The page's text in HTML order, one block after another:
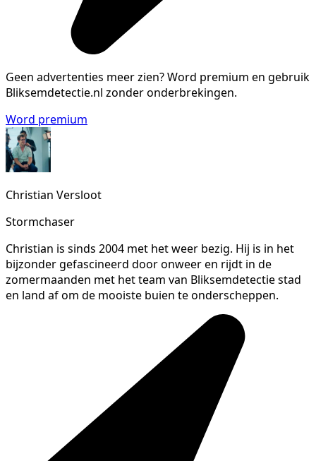
Geen advertenties meer zien?Word premium en gebruik
Bliksemdetectie.nl zonder onderbrekingen.
Word premium
Christian Versloot
Stormchaser
Christian is sinds 2004 met het weer bezig. Hij is in het
bijzonder gefascineerd door onweer en rijdt in de
zomermaanden met het team van Bliksemdetectie stad
en land af om de mooiste buien te onderscheppen.